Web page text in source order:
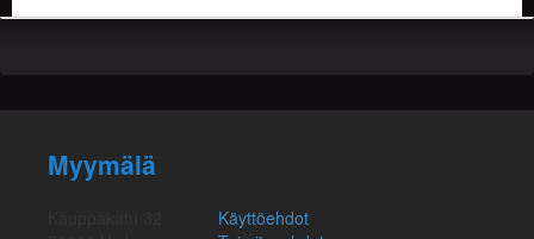
Myymälä
Käyttöehdot